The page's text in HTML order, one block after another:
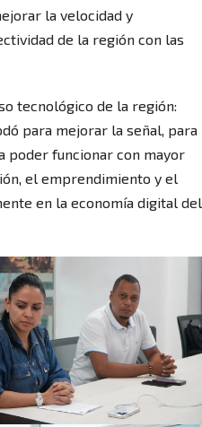
la velocidad y
de la región con las
tecnológico de la región:
para mejorar la señal, para
poder funcionar con mayor
el emprendimiento y el
en la economía digital del